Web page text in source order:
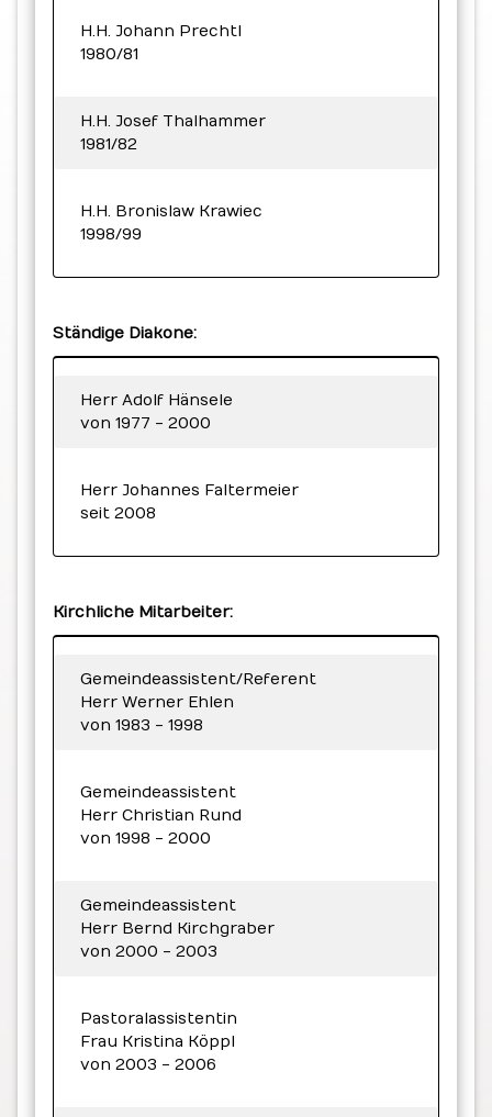
H.H. Johann Prechtl
1980/81
H.H. Josef Thalhammer
1981/82
H.H. Bronislaw Krawiec
1998/99
Ständige Diakone:
Herr Adolf Hänsele
von 1977 - 2000
Herr Johannes Faltermeier
seit 2008
Kirchliche Mitarbeiter:
Gemeindeassistent/Referent
Herr Werner Ehlen
von 1983 - 1998
Gemeindeassistent
Herr Christian Rund
von 1998 - 2000
Gemeindeassistent
Herr Bernd Kirchgraber
von 2000 - 2003
Pastoralassistentin
Frau Kristina Köppl
von 2003 - 2006